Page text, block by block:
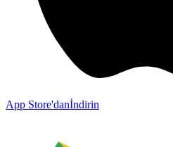
App Store'danİndirin